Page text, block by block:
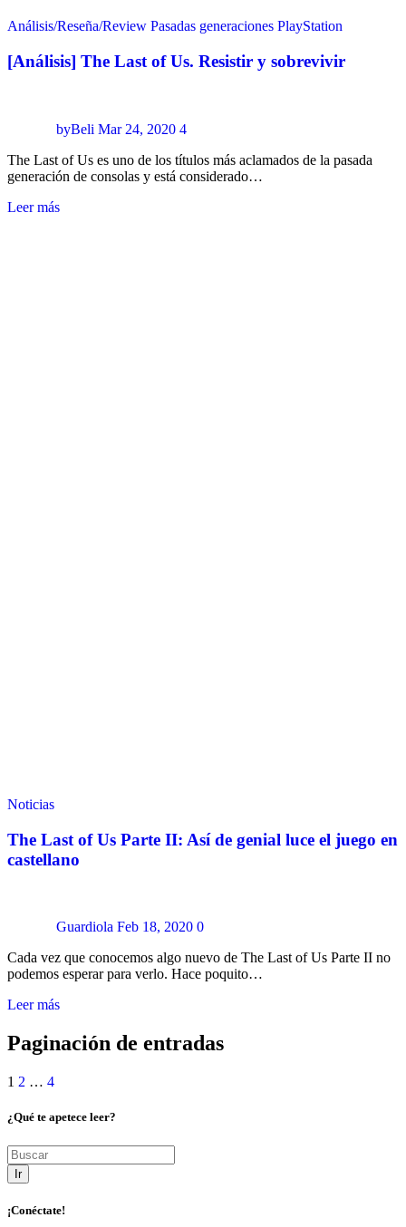
Análisis/Reseña/Review Pasadas generaciones PlayStation
[Análisis] The Last of Us. Resistir y sobrevivir
byBeli Mar 24, 2020 4
The Last of Us es uno de los títulos más aclamados de la pasada
generación de consolas y está considerado…
Leer más
Noticias
The Last of Us Parte II: Así de genial luce el juego en
castellano
Guardiola Feb 18, 2020 0
Cada vez que conocemos algo nuevo de The Last of Us Parte II no
podemos esperar para verlo. Hace poquito…
Leer más
Paginación de entradas
1 2 … 4
¿Qué te apetece leer?
Ir
¡Conéctate!